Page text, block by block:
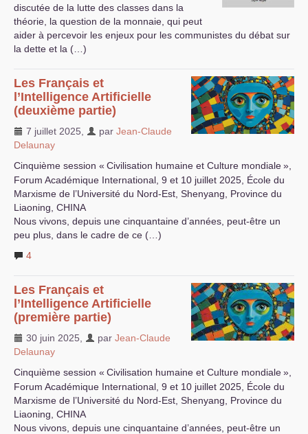
discutée de la lutte des classes dans la
théorie, la question de la monnaie, qui peut
aider à percevoir les enjeux pour les communistes du débat sur
la dette et la (…)
Les Français et
l’Intelligence Artificielle
(deuxième partie)
7 juillet 2025 par Jean-Claude
Delaunay
Cinquième session « Civilisation humaine et Culture mondiale»,
Forum Académique International, 9 et 10 juillet 2025, École du
Marxisme de l’Université du Nord-Est, Shenyang, Province du
Liaoning, CHINA
Nous vivons, depuis une cinquantaine d’années, peut-être un
peu plus, dans le cadre de ce (…)
4
Les Français et
l’Intelligence Artificielle
(première partie)
30 juin 2025 par Jean-Claude
Delaunay
Cinquième session « Civilisation humaine et Culture mondiale»,
Forum Académique International, 9 et 10 juillet 2025, École du
Marxisme de l’Université du Nord-Est, Shenyang, Province du
Liaoning, CHINA
Nous vivons, depuis une cinquantaine d’années, peut-être un